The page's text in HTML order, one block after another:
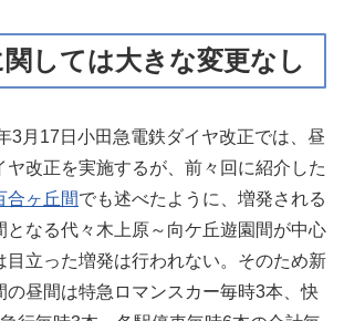
しては大きな変更なし
3月17日小田急電鉄ダイヤ改正では、昼
ヤ改正を実施するが、前々回に紹介した
合ヶ丘間でも述べたように、増発される
となる代々木上原～向ケ丘遊園間が中心
目立った増発は行われない。そのため新
の昼間は特急ロマンスカー毎時3本、快